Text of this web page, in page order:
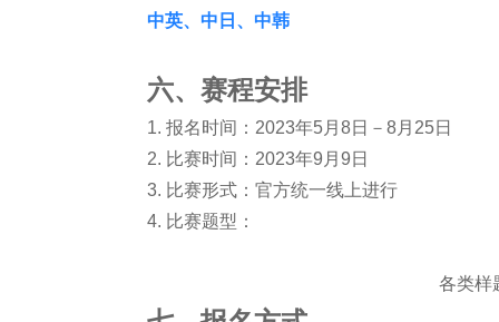
中英、中日、中韩
六、赛程安排
1. 报名时间：2023年5月8日－8月25日
2. 比赛时间：2023年9月9日
3. 比赛形式：官方统一线上进行
4. 比赛题型：
各类样